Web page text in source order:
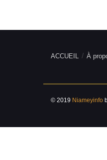
ACCUEIL À
© 2019 Niameyinfo